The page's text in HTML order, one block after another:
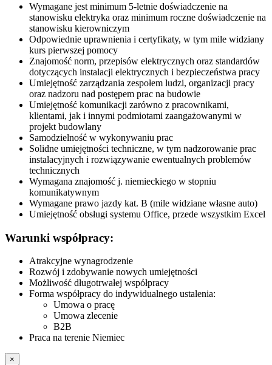
Wymagane jest minimum 5-letnie doświadczenie na
stanowisku elektryka oraz minimum roczne doświadczenie na
stanowisku kierowniczym
Odpowiednie uprawnienia i certyfikaty, w tym mile widziany
kurs pierwszej pomocy
Znajomość norm, przepisów elektrycznych oraz standardów
dotyczących instalacji elektrycznych i bezpieczeństwa pracy
Umiejętność zarządzania zespołem ludzi, organizacji pracy
oraz nadzoru nad postępem prac na budowie
Umiejętność komunikacji zarówno z pracownikami,
klientami, jak i innymi podmiotami zaangażowanymi w
projekt budowlany
Samodzielność w wykonywaniu prac
Solidne umiejętności techniczne, w tym nadzorowanie prac
instalacyjnych i rozwiązywanie ewentualnych problemów
technicznych
Wymagana znajomość j. niemieckiego w stopniu
komunikatywnym
Wymagane prawo jazdy kat. B (mile widziane własne auto)
Umiejętność obsługi systemu Office, przede wszystkim Excel
Warunki współpracy:
Atrakcyjne wynagrodzenie
Rozwój i zdobywanie nowych umiejętności
Możliwość długotrwałej współpracy
Forma współpracy do indywidualnego ustalenia:
Umowa o pracę
Umowa zlecenie
B2B
Praca na terenie Niemiec
×